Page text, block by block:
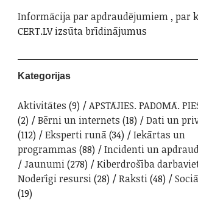
Informācija par apdraudējumiem, par
CERT.LV izsūta brīdinājumus
Kategorijas
Aktivitātes (9)
APSTĀJIES. PADOMĀ.
(2)
Bērni un internets (18)
Dati un
(112)
Eksperti runā(34)
Iekārtas un
programmas (88) Incidenti un
Jaunumi(278) Kiberdrošība
Noderīgi resursi(28) Raksti(48)
(19)